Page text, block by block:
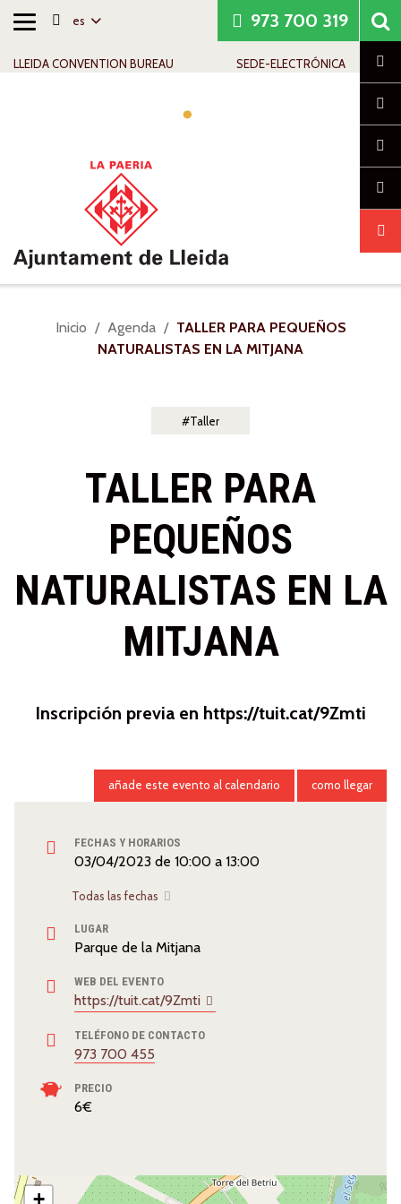
Alternar
es
LLEIDA CONVENTION BUREAU SEDE-ELECTRÓNICA
973 700 319
Usted
Inicio Agenda
TALLER PARA PEQUEÑOS
NATURALISTAS EN LA MITJANA
Taller
TALLER PARA
PEQUEÑOS
NATURALISTAS EN LA
MITJANA
Inscripción previa en https://tuit.cat/9Zmti
FECHAS Y HORARIOS
03/04/2023 de 10:00 a 13:00
Todas las fechas
LUGAR
Parque de la Mitjana
WEB DEL EVENTO
https://tuit.cat/9Zmti
TELÉFONO DE CONTACTO
973 700 455
PRECIO
6€
añade este evento al calendario como llegar
+